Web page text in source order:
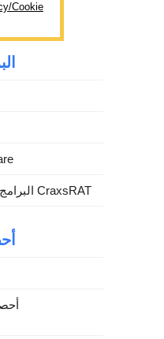
Cookie
البرامج الضارة للأجهزة المحمولة CraxsRAT